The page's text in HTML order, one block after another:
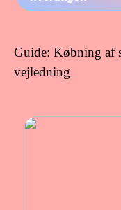
Guide: Købning af
vejledning